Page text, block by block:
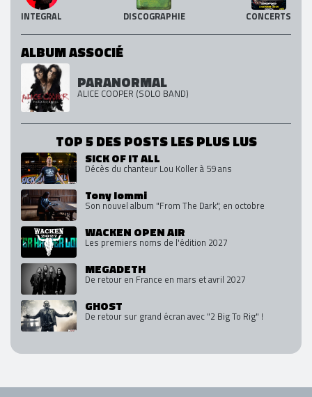
INTEGRAL DISCOGRAPHIE CONCERTS
ALBUM ASSOCIÉ
PARANORMAL
ALICE COOPER (SOLO BAND)
TOP 5 DES POSTS LES PLUS LUS
SICK OF IT ALL
Décès du chanteur Lou Koller à 59 ans
Tony Iommi
Son nouvel album "From The Dark", en octobre
WACKEN OPEN AIR
Les premiers noms de l'édition 2027
MEGADETH
De retour en France en mars et avril 2027
GHOST
De retour sur grand écran avec "2 Big To Rig" !